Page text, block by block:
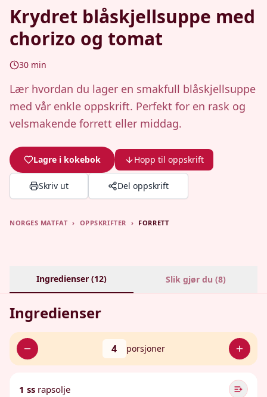
Krydret blåskjellsuppe med
chorizo og tomat
30 min
Lær hvordan du lager en smakfull blåskjellsuppe
med vår enkle oppskrift. Perfekt for en rask og
velsmakende forrett eller middag.
Lagre i kokebok Hopp til oppskrift
Skriv ut Del oppskrift
NORGES MATFAT › OPPSKRIFTER › FORRETT
Ingredienser (12) Slik gjør du (8)
Ingredienser
4 porsjoner
1 ss rapsolje